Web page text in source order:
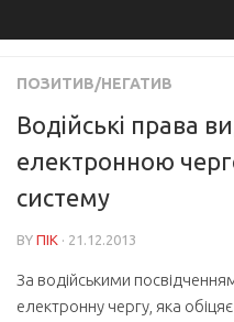
ПОЗИТИВ/НЕГАТИВ
Водійські права
електронною
систему
BY ПІК · 21.12.2013
За водійськими
електронну чергу, яка